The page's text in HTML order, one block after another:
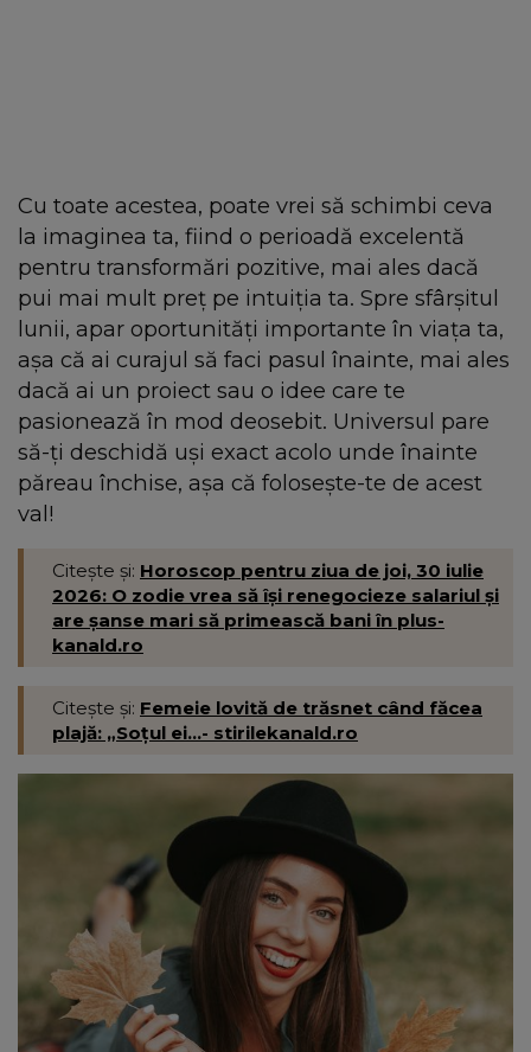
Cu toate acestea, poate vrei să schimbi ceva
la imaginea ta, fiind o perioadă excelentă
pentru transformări pozitive, mai ales dacă
pui mai mult preț pe intuiția ta. Spre sfârșitul
lunii, apar oportunități importante în viața ta,
așa că ai curajul să faci pasul înainte, mai ales
dacă ai un proiect sau o idee care te
pasionează în mod deosebit. Universul pare
să-ți deschidă uși exact acolo unde înainte
păreau închise, așa că folosește-te de acest
val!
Citește și: Horoscop pentru ziua de joi, 30 iulie
2026: O zodie vrea să își renegocieze salariul și
are șanse mari să primească bani în plus-
kanald.ro
Citește și: Femeie lovită de trăsnet când făcea
plajă: „Soțul ei...- stirilekanald.ro